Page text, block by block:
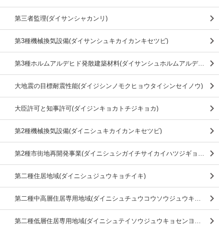
第三者監理(ダイサンシャカンリ)
第3種機械換気設備(ダイサンシュキカイカンキセツビ)
第3種ホルムアルデヒド発散建築材料(ダイサンシュホルムアルデヒドハッサンケンチクザイリョウ)
大地震の目標耐震性能(ダイジシンノモクヒョウタイシンセイノウ)
大臣許可と知事許可(ダイジンキョカトチジキョカ)
第2種機械換気設備(ダイニシュキカイカンキセツビ)
第2種市街地再開発事業(ダイニシュシガイチサイカイハツジギョウ)
第二種住居地域(ダイニシュジュウキョチイキ)
第二種中高層住居専用地域(ダイニシュチュウコウソウジュウキョセンヨウチイキ)
第二種低層住居専用地域(ダイニシュテイソウジュウキョセンヨウチイキ)